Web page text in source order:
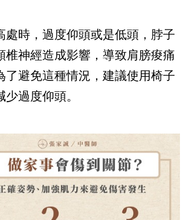
處時，過度仰頭或是低頭，脖子
椎神經造成影響，導致肩膀痠痛
了避免這種情況，建議使用椅子
過度仰頭。